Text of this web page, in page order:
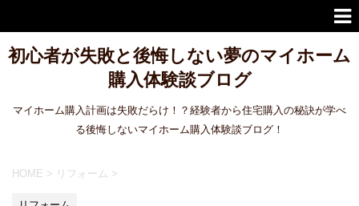
初心者が失敗と後悔しない夢のマイホーム
購入体験談ブログ
マイホーム購入計画は失敗だらけ！？経験者から住宅購入の秘訣が学べ
る後悔しないマイホーム購入体験談ブログ！
HOME > リフォーム >